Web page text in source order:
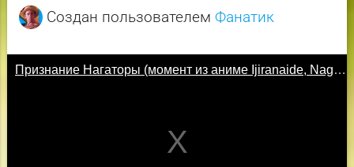
Создан пользователем Фанатик